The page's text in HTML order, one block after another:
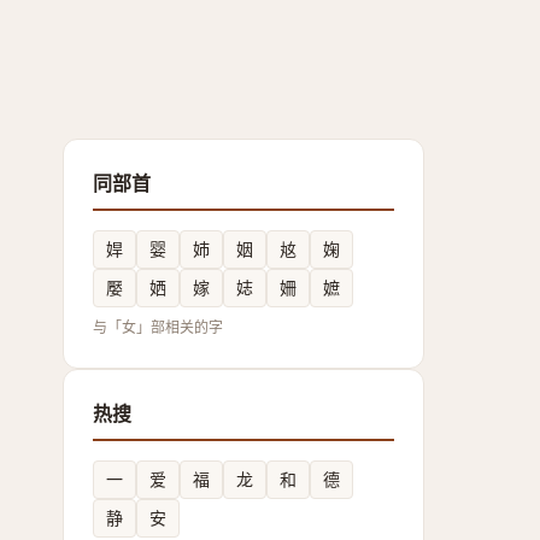
同部首
娨 婴 姉 姻 奿
婅
嬮
㛉 嫁 娡 姍 嫬
与「女」部相关的字
热搜
一 爱 福 龙 和
德
静
安